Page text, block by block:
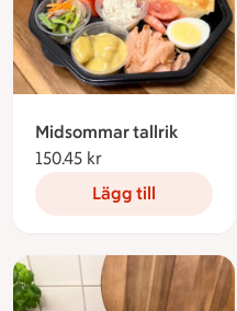
Midsommar tallrik
150.45 kr
Lägg till